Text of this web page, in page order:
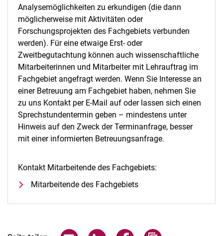
Analysemöglichkeiten zu erkundigen (die dann
möglicherweise mit Aktivitäten oder
Forschungsprojekten des Fachgebiets verbunden
werden). Für eine etwaige Erst- oder
Zweitbegutachtung können auch wissenschaftliche
Mitarbeiterinnen und Mitarbeiter mit Lehrauftrag im
Fachgebiet angefragt werden. Wenn Sie Interesse an
einer Betreuung am Fachgebiet haben, nehmen Sie
zu uns Kontakt per E-Mail auf oder lassen sich einen
Sprechstundentermin geben – mindestens unter
Hinweis auf den Zweck der Terminanfrage, besser
mit einer informierten Betreuungsanfrage.
Kontakt Mitarbeitende des Fachgebiets:
Mitarbeitende des Fachgebiets